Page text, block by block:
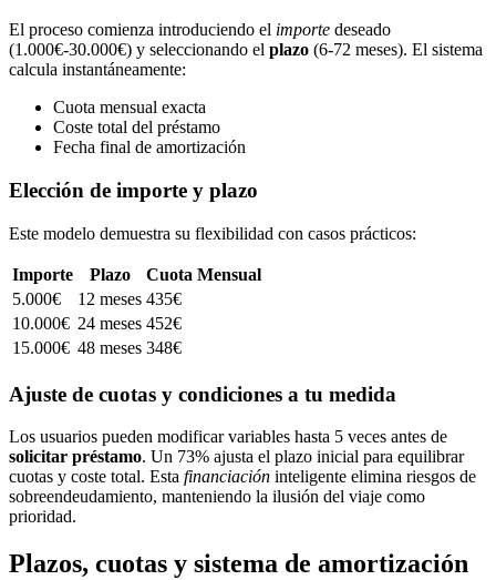
El proceso comienza introduciendo el importe deseado
(1.000€-30.000€) y seleccionando el plazo (6-72 meses). El sistema
calcula instantáneamente:
Cuota mensual exacta
Coste total del préstamo
Fecha final de amortización
Elección de importe y plazo
Este modelo demuestra su flexibilidad con casos prácticos:
Importe Plazo
Cuota Mensual
5.000€
12 meses 435€
10.000€ 24 meses 452€
15.000€ 48 meses 348€
Ajuste de cuotas y condiciones a tu medida
Los usuarios pueden modificar variables hasta 5 veces antes de
solicitar préstamo. Un 73% ajusta el plazo inicial para equilibrar
cuotas y coste total. Esta financiación inteligente elimina riesgos de
sobreendeudamiento, manteniendo la ilusión del viaje como
prioridad.
Plazos, cuotas y sistema de amortización